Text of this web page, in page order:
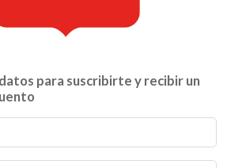
GASTRONOMÍA
y Vínculos
para suscribirte y recibir un